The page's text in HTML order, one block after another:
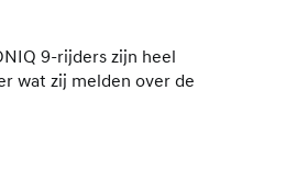
9-rijders zijn heel
wat zij melden over de